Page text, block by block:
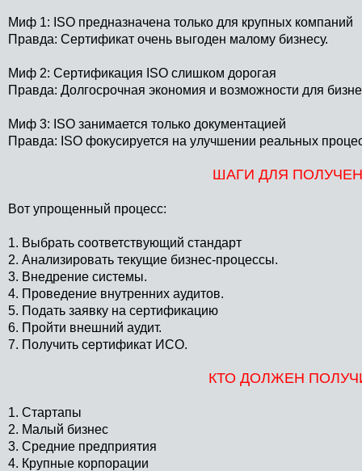
Миф 1: ISO предназначена только для крупных компаний
Правда: Сертификат очень выгоден малому бизнесу.
Миф 2: Сертификация ISO слишком дорогая
Правда: Долгосрочная экономия и возможности для
Миф 3: ISO занимается только документацией
Правда: ISO фокусируется на улучшении реальных
ШАГИ ДЛЯ
Вот упрощенный процесс:
1. Выбрать соответствующий стандарт
2. Анализировать текущие бизнес-процессы.
3. Внедрение системы.
4. Проведение внутренних аудитов.
5. Подать заявку на сертификацию
6. Пройти внешний аудит.
7. Получить сертификат ИСО.
КТО ДОЛЖЕН
1. Стартапы
2. Малый бизнес
3. Средние предприятия
4. Крупные корпорации